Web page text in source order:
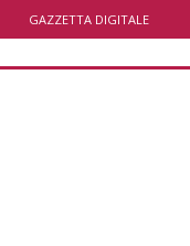
GAZZETTA DIGITALE